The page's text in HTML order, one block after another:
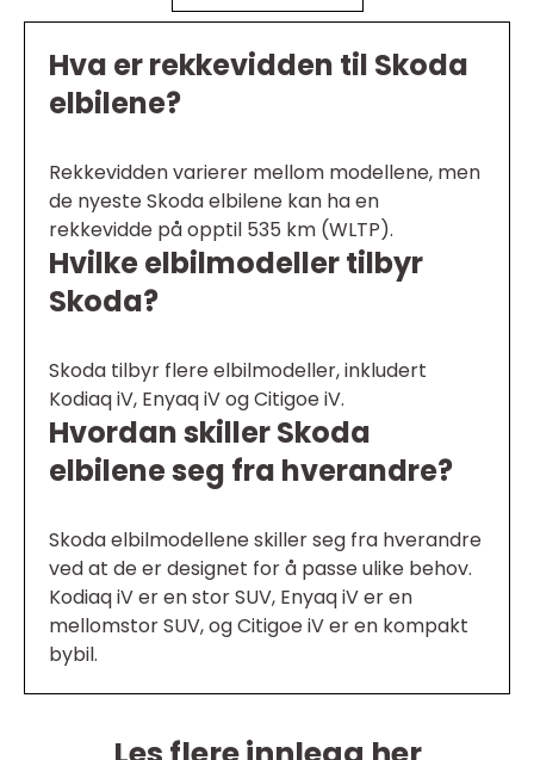
Hva er rekkevidden til Skoda
elbilene?
Rekkevidden varierer mellom modellene, men
de nyeste Skoda elbilene kan ha en
rekkevidde på opptil 535 km (WLTP).
Hvilke elbilmodeller tilbyr
Skoda?
Skoda tilbyr flere elbilmodeller, inkludert
Kodiaq iV, Enyaq iV og Citigoe iV.
Hvordan skiller Skoda
elbilene seg fra hverandre?
Skoda elbilmodellene skiller seg fra hverandre
ved at de er designet for å passe ulike behov.
Kodiaq iV er en stor SUV, Enyaq iV er en
mellomstor SUV, og Citigoe iV er en kompakt
bybil.